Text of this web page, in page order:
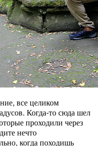
все целиком
Когда-то сюда шел
проходили через
нечто
когда походишь